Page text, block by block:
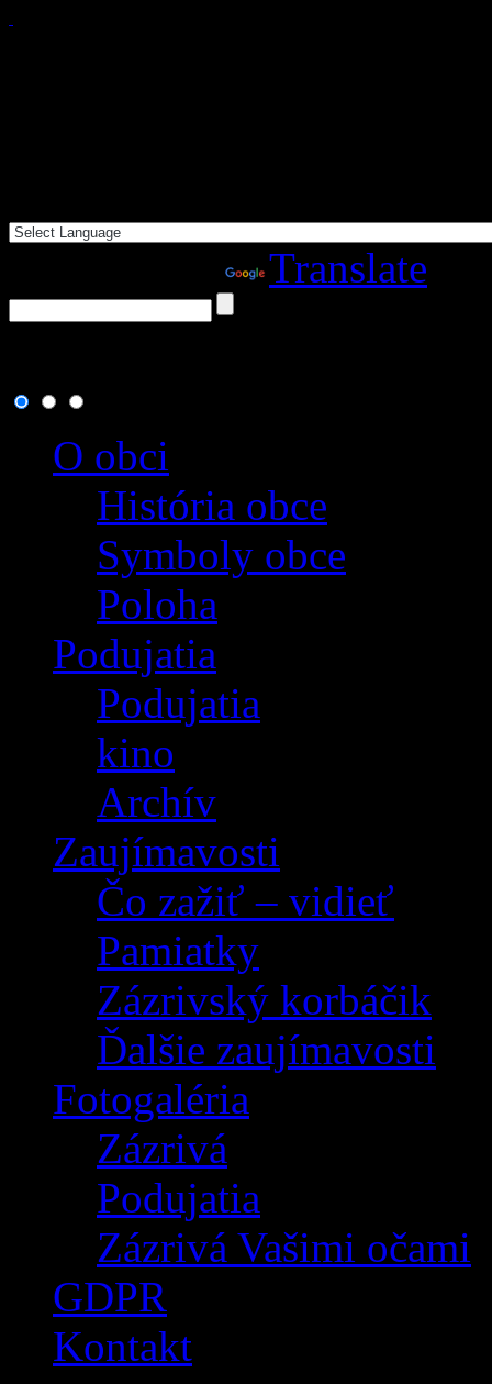
Translate
O obci
História obce
Symboly obce
Poloha
Podujatia
Podujatia
kino
Archív
Zaujímavosti
Čo zažiť – vidieť
Pamiatky
Zázrivský korbáčik
Ďalšie zaujímavosti
Fotogaléria
Zázrivá
Podujatia
Zázrivá Vašimi očami
GDPR
Kontakt